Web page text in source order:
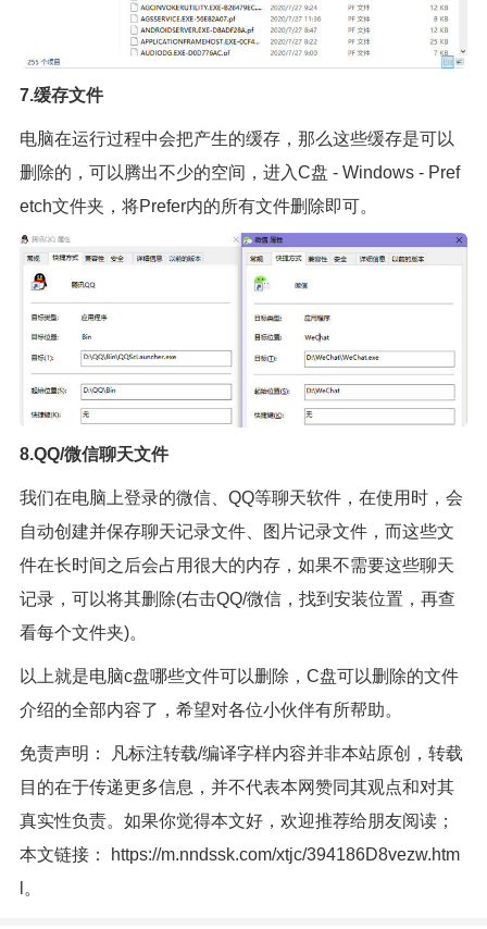
7.缓存文件
电脑在运行过程中会把产生的缓存，那么这些缓存是可以
删除的，可以腾出不少的空间，进入C盘 - Windows - Pref
etch文件夹，将Prefer内的所有文件删除即可。
8.QQ/微信聊天文件
我们在电脑上登录的微信、QQ等聊天软件，在使用时，会
自动创建并保存聊天记录文件、图片记录文件，而这些文
件在长时间之后会占用很大的内存，如果不需要这些聊天
记录，可以将其删除(右击QQ/微信，找到安装位置，再查
看每个文件夹)。
以上就是电脑c盘哪些文件可以删除，C盘可以删除的文件
介绍的全部内容了，希望对各位小伙伴有所帮助。
免责声明： 凡标注转载/编译字样内容并非本站原创，转载
目的在于传递更多信息，并不代表本网赞同其观点和对其
真实性负责。如果你觉得本文好，欢迎推荐给朋友阅读；
本文链接：
https://m.nndssk.com/xtjc/394186D8vezw.htm
。